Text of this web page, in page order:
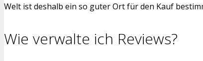
Welt ist deshalb ein so guter Ort für den Kauf
Wie verwalte ich Reviews?